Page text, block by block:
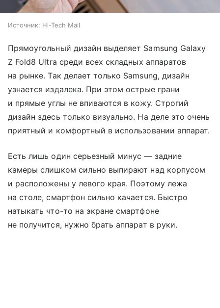
Источник: Hi-Tech Mail
Прямоугольный дизайн выделяет Samsung Galaxy
Z Fold8 Ultra среди всех складных аппаратов
на рынке. Так делает только Samsung, дизайн
узнается издалека. При этом острые грани
и прямые углы не впиваются в кожу. Строгий
дизайн здесь только визуально. На деле это очень
приятный и комфортный в использовании аппарат.
Есть лишь один серьезный минус — задние
камеры слишком сильно выпирают над корпусом
и расположены у левого края. Поэтому лежа
на столе, смартфон сильно качается. Быстро
натыкать что-то на экране смартфоне
не получится, нужно брать аппарат в руки.